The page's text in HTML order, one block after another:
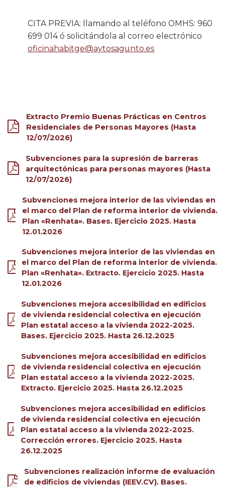
CITA PREVIA: llamando al teléfono OMHS: 960
699 014 ó solicitándola al correo electrónico
oficinahabitge@aytosagunto.es
Extracto Premio Buenas Prácticas en Centros
Residenciales de Personas Mayores (Hasta
12/07/2026)
Subvenciones para la supresión de barreras
arquitectónicas para personas mayores (Hasta
12/07/2026)
Subvenciones mejora interior de las viviendas en
el marco del Plan de reforma interior de vivienda.
Plan «Renhata». Bases. Ejercicio 2025. Hasta
12.01.2026
Subvenciones mejora interior de las viviendas en
el marco del Plan de reforma interior de vivienda.
Plan «Renhata». Extracto. Ejercicio 2025. Hasta
12.01.2026
Subvenciones mejora accesibilidad en edificios
de vivienda residencial colectiva en ejecución
Plan estatal acceso a la vivienda 2022-2025.
Bases. Ejercicio 2025. Hasta 26.12.2025
Subvenciones mejora accesibilidad en edificios
de vivienda residencial colectiva en ejecución
Plan estatal acceso a la vivienda 2022-2025.
Extracto. Ejercicio 2025. Hasta 26.12.2025
Subvenciones mejora accesibilidad en edificios
de vivienda residencial colectiva en ejecución
Plan estatal acceso a la vivienda 2022-2025.
Corrección errores. Ejercicio 2025. Hasta
26.12.2025
Subvenciones realización informe de evaluación
de edificios de viviendas (IEEV.CV). Bases.